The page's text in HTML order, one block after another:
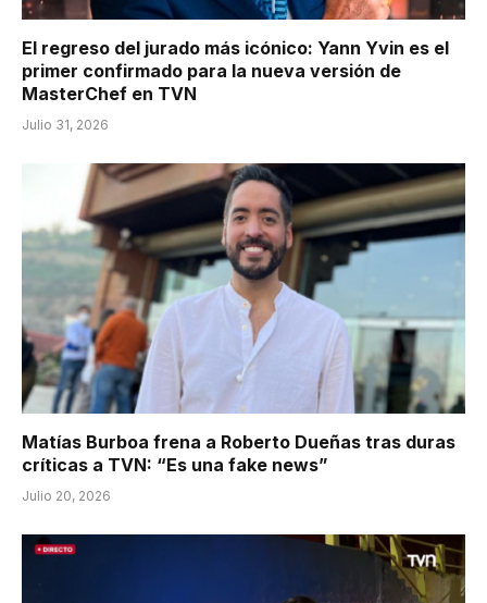
El regreso del jurado más icónico: Yann Yvin es el
primer confirmado para la nueva versión de
MasterChef en TVN
Julio 31, 2026
Matías Burboa frena a Roberto Dueñas tras duras
críticas a TVN: “Es una fake news”
Julio 20, 2026